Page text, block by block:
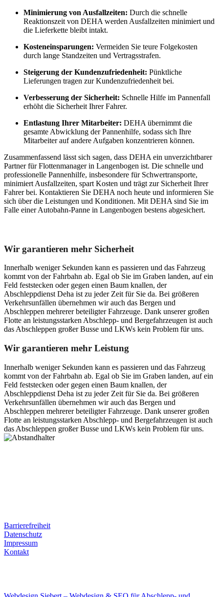
Minimierung von Ausfallzeiten: Durch die schnelle
Reaktionszeit von DEHA werden Ausfallzeiten minimiert und
die Lieferkette bleibt intakt.
Kosteneinsparungen: Vermeiden Sie teure Folgekosten
durch lange Standzeiten und Vertragsstrafen.
Steigerung der Kundenzufriedenheit: Pünktliche
Lieferungen tragen zur Kundenzufriedenheit bei.
Verbesserung der Sicherheit: Schnelle Hilfe im Pannenfall
erhöht die Sicherheit Ihrer Fahrer.
Entlastung Ihrer Mitarbeiter: DEHA übernimmt die
gesamte Abwicklung der Pannenhilfe, sodass sich Ihre
Mitarbeiter auf andere Aufgaben konzentrieren können.
Zusammenfassend lässt sich sagen, dass DEHA ein unverzichtbarer
Partner für Flottenmanager in Langenbogen ist. Die schnelle und
professionelle Pannenhilfe, insbesondere für Schwertransporte,
minimiert Ausfallzeiten, spart Kosten und trägt zur Sicherheit Ihrer
Fahrer bei. Kontaktieren Sie DEHA noch heute und informieren Sie
sich über die Leistungen und Konditionen. Mit DEHA sind Sie im
Falle einer Autobahn-Panne in Langenbogen bestens abgesichert.
Wir garantieren mehr Sicherheit
Innerhalb weniger Sekunden kann es passieren und das Fahrzeug
kommt von der Fahrbahn ab. Egal ob Sie im Graben landen, auf ein
Feld feststecken oder gegen einen Baum knallen, der
Abschleppdienst Deha ist zu jeder Zeit für Sie da. Bei größeren
Verkehrsunfällen übernehmen wir auch das Bergen und
Abschleppen mehrerer beteiligter Fahrzeuge. Dank unserer großen
Flotte an leistungsstarken Abschlepp- und Bergefahrzeugen ist auch
das Abschleppen großer Busse und LKWs kein Problem für uns.
Wir garantieren mehr Leistung
Innerhalb weniger Sekunden kann es passieren und das Fahrzeug
kommt von der Fahrbahn ab. Egal ob Sie im Graben landen, auf ein
Feld feststecken oder gegen einen Baum knallen, der
Abschleppdienst Deha ist zu jeder Zeit für Sie da. Bei größeren
Verkehrsunfällen übernehmen wir auch das Bergen und
Abschleppen mehrerer beteiligter Fahrzeuge. Dank unserer großen
Flotte an leistungsstarken Abschlepp- und Bergefahrzeugen ist auch
das Abschleppen großer Busse und LKWs kein Problem für uns.
Barrierefreiheit
Datenschutz
Impressum
Kontakt